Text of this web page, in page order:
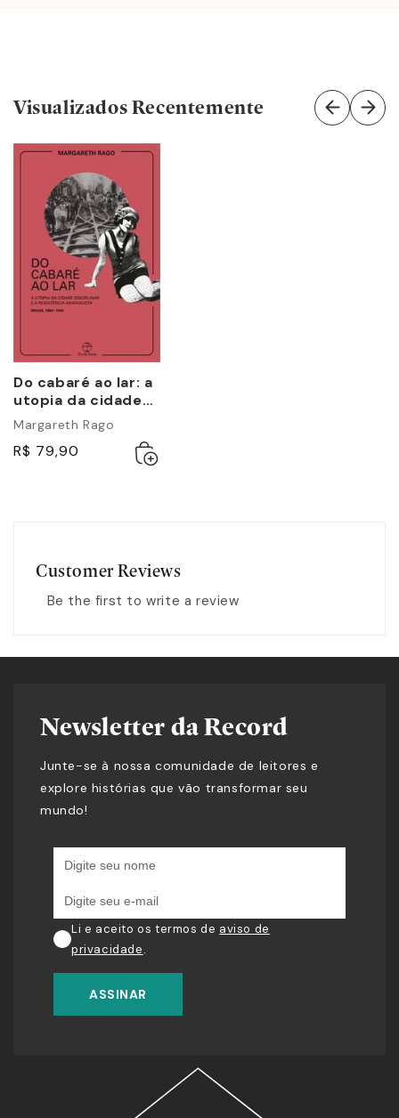
Visualizados Recentemente
Do cabaré ao lar: a
utopia da cidade
disciplinar e a
resistência
anarquista - Brasil
Margareth Rago
R$ 79,90
Adicionar
ao
Esgotado
Customer Reviews
Be the first to write a review
Newsletter da Record
Junte-se à nossa comunidade de leitores e
explore histórias que vão transformar seu
mundo!
Li e aceito os termos de aviso de
privacidade.
ASSINAR